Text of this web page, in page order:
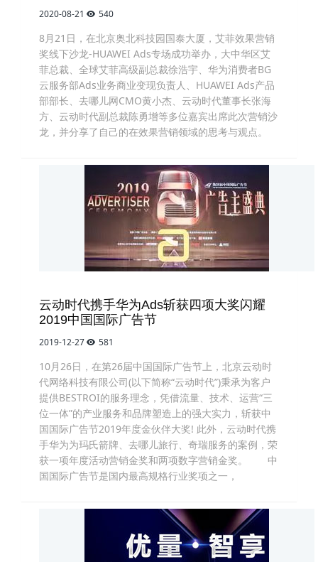
2020-08-21 540
8月21日，在北京奥北科技园国泰大厦，艾菲效果营销
奖线下沙龙-HUAWEI Ads专场成功举办，大中华区艾
菲总裁、全球艾菲高级副总裁徐浩宇、华为消费者BG
云服务部Ads业务商业变现负责人、HUAWEI Ads产品
部部长、去哪儿网CMO黄小杰、云动时代董事长张海
方、云动时代副总裁陈勇增等多位嘉宾出席此次营销沙
龙，并分享了自己的在效果营销领域的思考与观点。
云动时代携手华为Ads斩获四项大奖闪耀
2019中国国际广告节
2019-12-27 581
10月26日，在第26届中国国际广告节上，北京云动时
代网络科技有限公司(以下简称“云动时代”)秉承为客户
提供BESTROI的服务理念，凭借流量、技术、运营“三
位一体”的产业服务和品牌塑造上的强大实力，斩获中
国国际广告节2019年度金伙伴大奖! 此外，云动时代携
手华为为玛氏箭牌、去哪儿旅行、奇瑞服务的案例，荣
获一项年度活动营销金奖和两项数字营销金奖。 中
国国际广告节是国内最高规格行业奖项之一，